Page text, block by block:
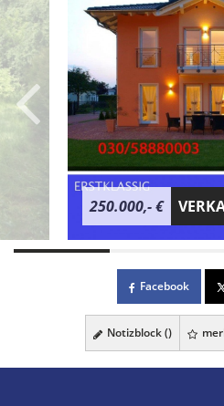
250.000,- €
Facebook
Notizblock ()